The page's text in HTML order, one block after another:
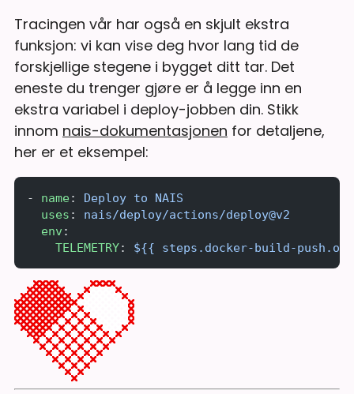
Tracingen vår har også en skjult ekstra
funksjon: vi kan vise deg hvor lang tid de
forskjellige stegene i bygget ditt tar. Det
eneste du trenger gjøre er å legge inn en
ekstra variabel i deploy-jobben din. Stikk
innom nais-dokumentasjonen for detaljene,
her er et eksempel:
- name: Deploy to NAIS
  uses
: nais/deploy/actions/deploy@v2
  env
:
    TELEMETRY
: ${{ steps.docker-build-